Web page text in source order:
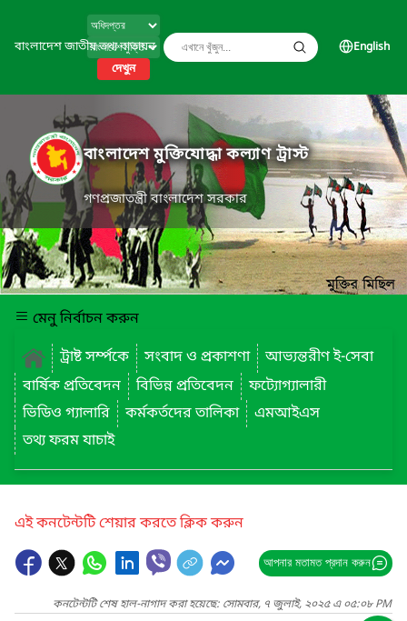
বাংলাদেশ জাতীয় তথ্য বাতায়ন
দেখুন
English
বাংলাদেশ মুক্তিযোদ্ধা কল্যাণ ট্রাস্ট
গণপ্রজাতন্ত্রী বাংলাদেশ সরকার
মেনু নির্বাচন করুন
ট্রাষ্ট সর্ম্পকে
সংবাদ ও প্রকাশণা
আভ্যন্তরীণ ই-সেবা
বার্ষিক প্রতিবেদন
বিভিন্ন প্রতিবেদন
ফট্যোগ্যালারী
ভিডিও গ্যালারি
কর্মকর্তদের তালিকা
এমআইএস
তথ্য ফরম যাচাই
এই কনটেন্টটি শেয়ার করতে ক্লিক করুন
আপনার মতামত প্রদান করুন
কনটেন্টটি শেষ হাল-নাগাদ করা হয়েছে: সোমবার, ৭ জুলাই, ২০২৫ এ ০৫:০৮ PM